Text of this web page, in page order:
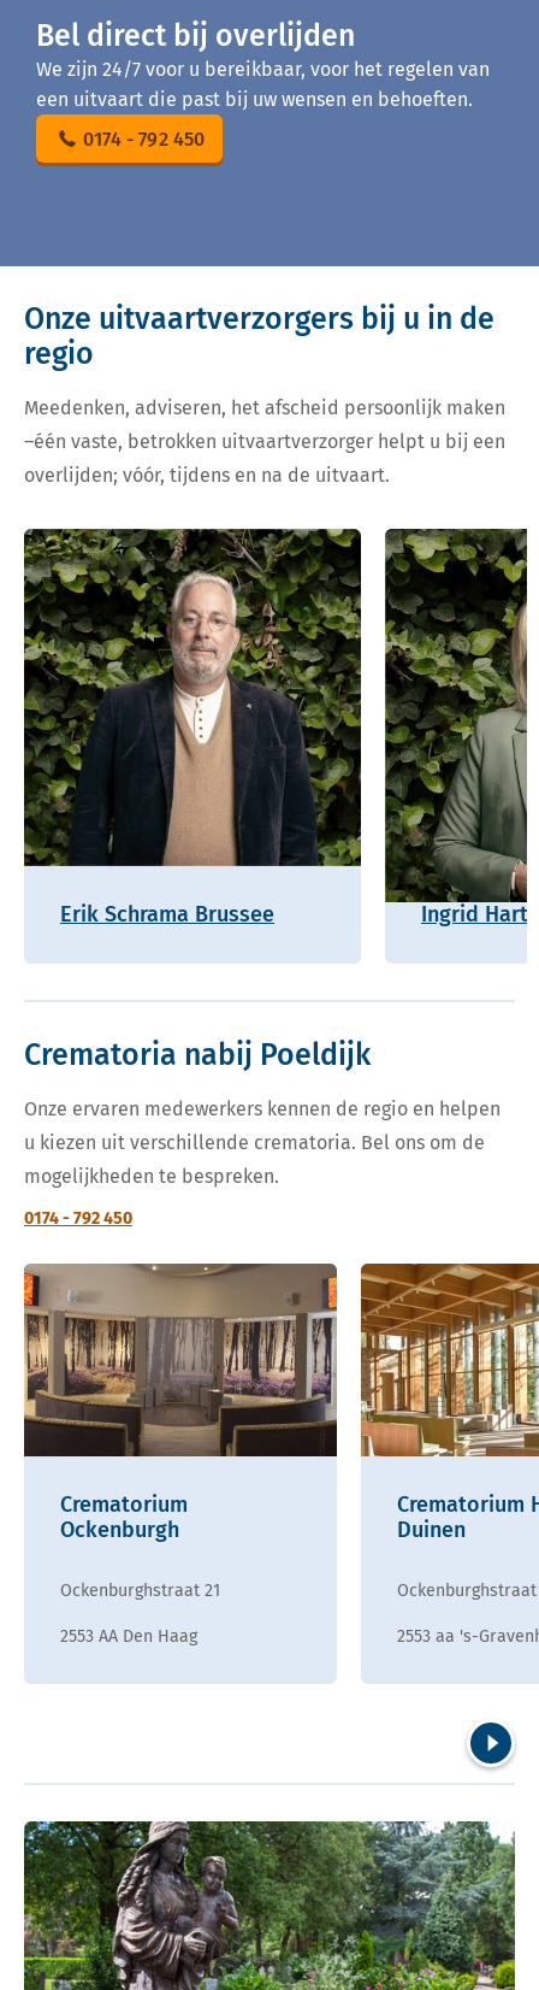
Bel direct bij overlijden
We zijn 24/7 voor u bereikbaar, voor het regelen van
een uitvaart die past bij uw wensen en behoeften.
0174 - 792 450
Onze uitvaartverzorgers bij u in de
regio
Meedenken, adviseren, het afscheid persoonlijk maken
–één vaste, betrokken uitvaartverzorger helpt u bij een
overlijden; vóór, tijdens en na de uitvaart.
Erik Schrama Brussee Ingrid
Crematoria nabij Poeldijk
Onze ervaren medewerkers kennen de regio en helpen
u kiezen uit verschillende crematoria. Bel ons om de
mogelijkheden te bespreken.
0174 - 792 450
Crematorium
Ockenburgh
Ockenburghstraat 21
2553 AA Den Haag
Crematorium
Duinen
Ockenburghstraat
2553 aa 's-